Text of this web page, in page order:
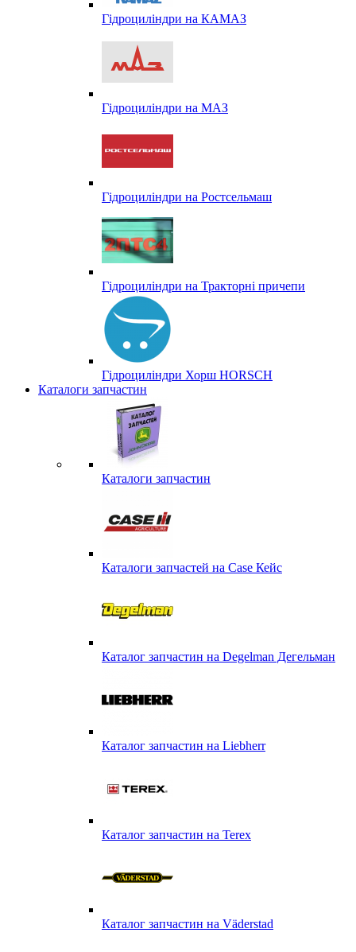
Гідроциліндри на КАМАЗ
Гідроциліндри на МАЗ
Гідроциліндри на Ростсельмаш
Гідроциліндри на Тракторні причепи
Гідроциліндри Хорш HORSCH
Каталоги запчастин
Каталоги запчастин
Каталоги запчастей на Case Кейс
Каталог запчастин на Degelman Дегельман
Каталог запчастин на Liebherr
Каталог запчастин на Terex
Каталог запчастин на Väderstad